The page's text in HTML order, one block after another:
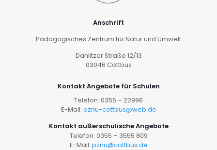
Anschrift
Pädagogisches Zentrum für Natur und Umwelt
Dahlitzer Straße 12/13
03046 Cottbus
Kontakt Angebote für Schulen
Telefon: 0355 – 22996
E-Mail: pznu-cottbus@web.de
Kontakt außerschulische Angebote
Telefon: 0355 – 3555 809
E-Mail: pznu@cottbus.de